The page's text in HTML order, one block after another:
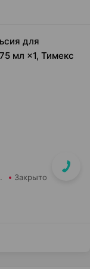
для
мл ×1, Тимекс
№40 Закрыто